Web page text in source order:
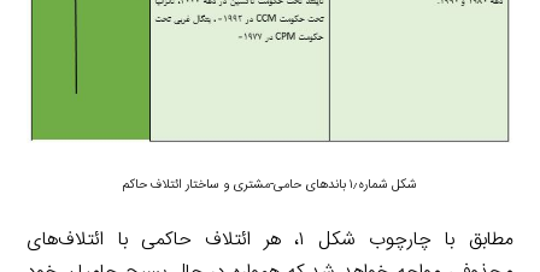
شکل شماره۱٫ باندهای حامی-مشتری و ساختار ائتلاف حاکم
مطابق با چارچوب شکل ۱، هر ائتلاف حاکمی با ائتلاف‌های